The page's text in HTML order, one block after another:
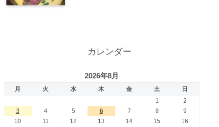
カレンダー
2026年8月
月 火 水 木 金 土
日
1
2
3
4 5 6 7 8
9
10
11 12 13 14 15
16